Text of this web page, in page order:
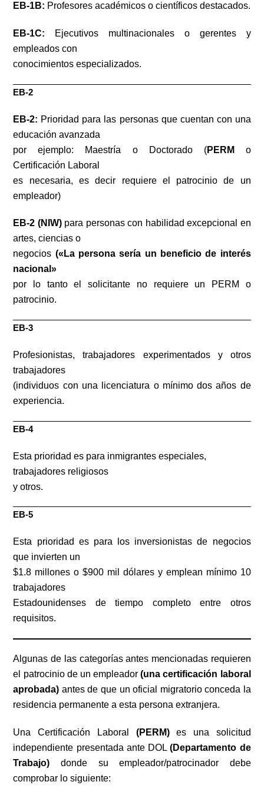
EB-1B: Profesores académicos o científicos destacados.
EB-1C: Ejecutivos multinacionales o gerentes y
empleados con
conocimientos especializados.
EB-2
EB-2: Prioridad para las personas que cuentan con una
educación avanzada
por ejemplo: Maestría o Doctorado (PERM o
Certificación Laboral
es necesaria, es decir requiere el patrocinio de un
empleador)
EB-2 (NIW)para personas con habilidad excepcional en
artes, ciencias o
negocios («La persona sería un beneficio de interés
nacional»
por lo tanto el solicitante no requiere un PERM o
patrocinio.
​EB-3
Profesionistas, trabajadores experimentados y otros
trabajadores
(individuos con una licenciatura o mínimo dos años de
experiencia.
EB-4
Esta prioridad es para inmigrantes especiales,
trabajadores religiosos
y otros.
EB-5
Esta prioridad es para los inversionistas de negocios
que invierten un
$1.8 millones o $900 mil dólares y emplean mínimo 10
trabajadores
Estadounidenses de tiempo completo entre otros
requisitos. ​​
Algunas de las categorías antes mencionadas requieren
el patrocinio de un empleador(una certificación laboral
aprobada) antes de que un oficial migratorio conceda la
residencia permanente a esta persona extranjera.
Una Certificación Laboral (PERM)es una solicitud
independiente presentada ante DOL(Departamento de
Trabajo) donde su empleador/patrocinador debe
comprobar lo siguiente:​